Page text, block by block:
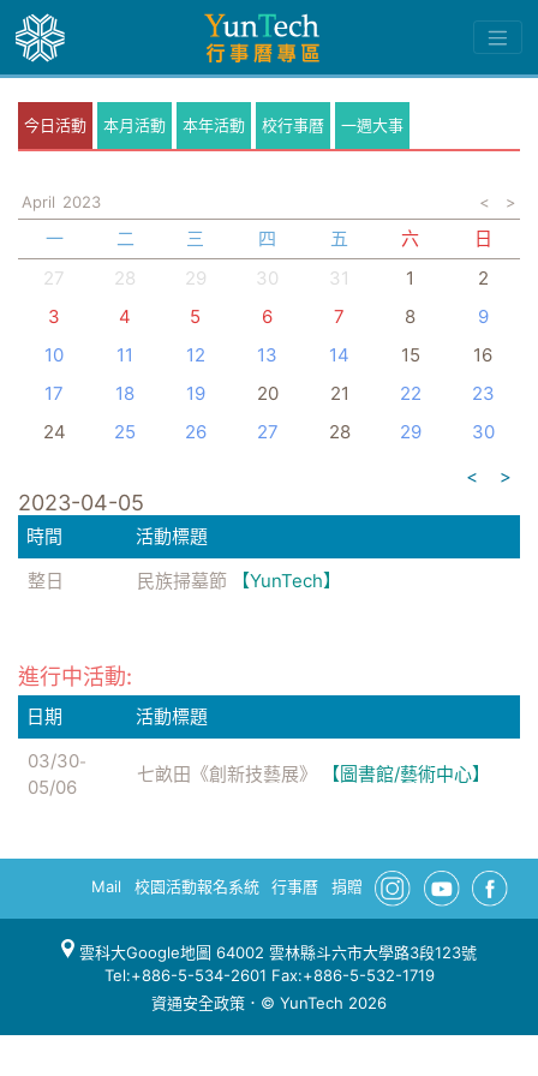
今日活動 本月活動 本年活動 校行事曆 一週大事
April 2023 < >
一 二 三 四 五 六
日
27
28 29 30 31 1
2
3
4 5 6 7 8
9
10
11 12 13 14 15
16
17
18 19 20 21 22
23
24
25 26 27 28 29
30
<
>
2023-04-05
時間
活動標題
整日
民族掃墓節 【YunTech】
進行中活動:
日期
活動標題
03/30-
05/06
七畝田《創新技藝展》 【圖書館/藝術中心】
Mail 校園活動報名系統 行事曆 捐贈
雲科大Google地圖 64002 雲林縣斗六市大學路3段123號
Tel:+886-5-534-2601 Fax:+886-5-532-1719
資通安全政策 ．© YunTech 2026